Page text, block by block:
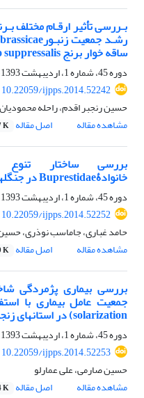
بـررسی تأثیر ارقـام مختلف
ساقه ‏خوار برنج Chilo suppressalis
دوره 45، شماره 1، اردیبهشت 1393، صفحه
10.22059/ijpps.2014.52242
حسین رنجبر اقدم، راحله محمودیان
مشاهده مقاله
اصل مقاله K
بررسی ساختار تنوع
خانوادۀBuprestidae در جنگل‏های استان کردستان
دوره 45، شماره 1، اردیبهشت 1393، صفحه
10.22059/ijpps.2014.52252
حامد غباری، جاماسب نوذری، حسین
مشاهده مقاله
اصل مقاله K
بررسی بیماری پژمردگی
solarization) در استان‏های زنجان و گلستان
دوره 45، شماره 1، اردیبهشت 1393، صفحه
10.22059/ijpps.2014.52253
حسین صارمی، علی عمارلو
مشاهده مقاله
اصل مقاله K